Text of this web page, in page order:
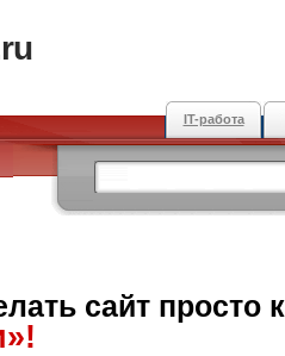
IT-работа
сайт просто